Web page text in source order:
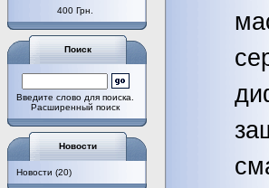
400 Грн.
Поиск
Введите слово для поиска.
Расширенный поиск
Новости
Новости (20)